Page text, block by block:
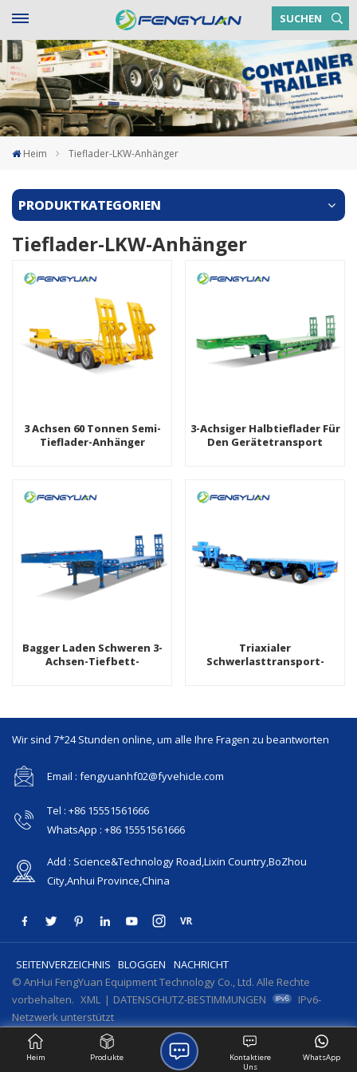
SUCHEN
Heim Tieflader-LKW-Anhänger
PRODUKTKATEGORIEN
Tieflader-LKW-Anhänger
3 Achsen 60 Tonnen Semi-
Tieflader-Anhänger
3-Achsiger Halbtieflader Für
Den Gerätetransport
Bagger Laden Schweren 3-
Achsen-Tiefbett-
Triaxialer
Schwerlasttransport-
Wir sind 7*24 Stunden online, um alle Ihre Fragen zu beantworten
Email : fengyuanhf02@fyvehicle.com
Tel : +86 15551561666
WhatsApp : +86 15551561666
Add : Science&Technology Road,Lixin Country,BoZhou
City,Anhui Province,China
SEITENVERZEICHNIS BLOGGEN
NACHRICHT
© AnHui FengYuan Equipment Technology Co., Ltd. Alle Rechte
vorbehalten. XML | DATENSCHUTZ-BESTIMMUNGEN
IPv6-
Netzwerk unterstützt
Heim Produkte WhatsApp
Kontaktiere
Uns